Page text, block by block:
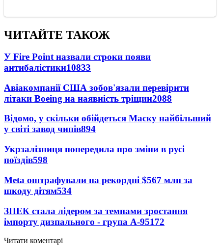
ЧИТАЙТЕ ТАКОЖ
У Fire Point назвали строки появи
антибалістики10833
Авіакомпанії США зобов'язали перевірити
літаки Boeing на наявність тріщин2088
Відомо, у скільки обійдеться Маску найбільший
у світі завод чипів894
Укрзалізниця попередила про зміни в русі
поїздів598
Meta оштрафували на рекордні $567 млн за
шкоду дітям534
ЗПЕК стала лідером за темпами зростання
імпорту дизпального - група А-95172
Читати коментарі